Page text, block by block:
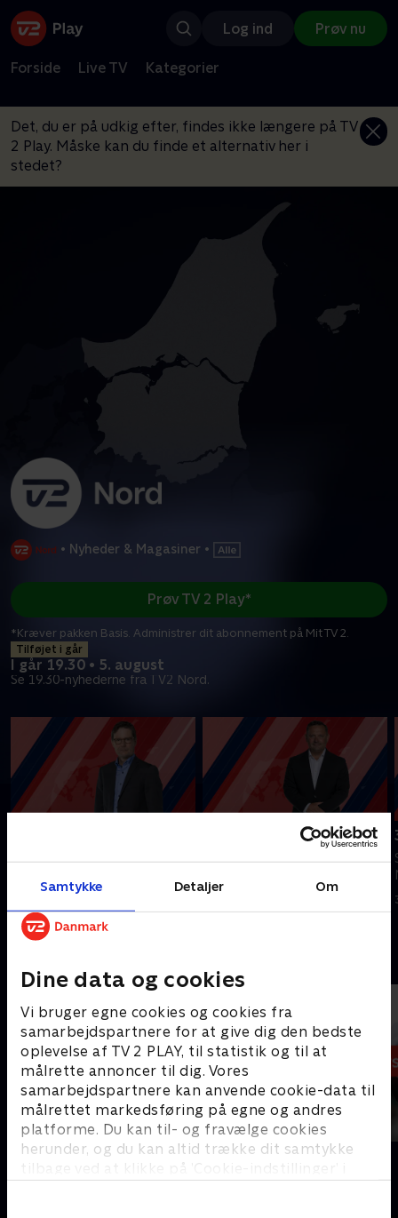
Samtykke Detaljer Om
Dine data og cookies
Vi bruger egne cookies og cookies fra
samarbejdspartnere for at give dig den bedste
oplevelse af TV 2 PLAY, til statistik og til at
målrette annoncer til dig. Vores
samarbejdspartnere kan anvende cookie-data til
målrettet markedsføring på egne og andres
platforme. Du kan til- og fravælge cookies
herunder, og du kan altid trække dit samtykke
tilbage ved at klikke på ’Cookie-indstillinger’ i
Log ind Prøv nu
Forside Live TV Kategorier
Det, du er på udkig efter, findes ikke længere på TV
2 Play. Måske kan du finde et alternativ her i
stedet?
• Nyheder & Magasiner •
Tilføjet i går
I går 19.30 • 5. august
Se 19.30-nyhederne fra TV2 Nord.
Prøv TV 2 Play*
*Kræver pakken Basis. Administrer dit abonnement på Mit TV 2.
Nord.
I går • 19 min
19 News
Nyheder
7 News
Nyheder